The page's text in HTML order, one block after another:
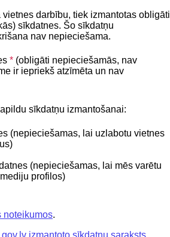
darbību, tiek izmantotas obligāti
sīkdatnes. Šo sīkdatņu
nav nepieciešama.
* (obligāti nepieciešamās, nav
ir iepriekš atzīmēta un nav
sīkdatņu izmantošanai:
(nepieciešamas, lai uzlabotu vietnes
(nepieciešamas, lai mēs varētu
profilos)
noteikumos.
izmantoto sīkdatņu saraksts.
Lapas karte
Piekļūstamības paziņojums
Kontakti
atbalsta dienesta tālrunis:
Sekojiet mums